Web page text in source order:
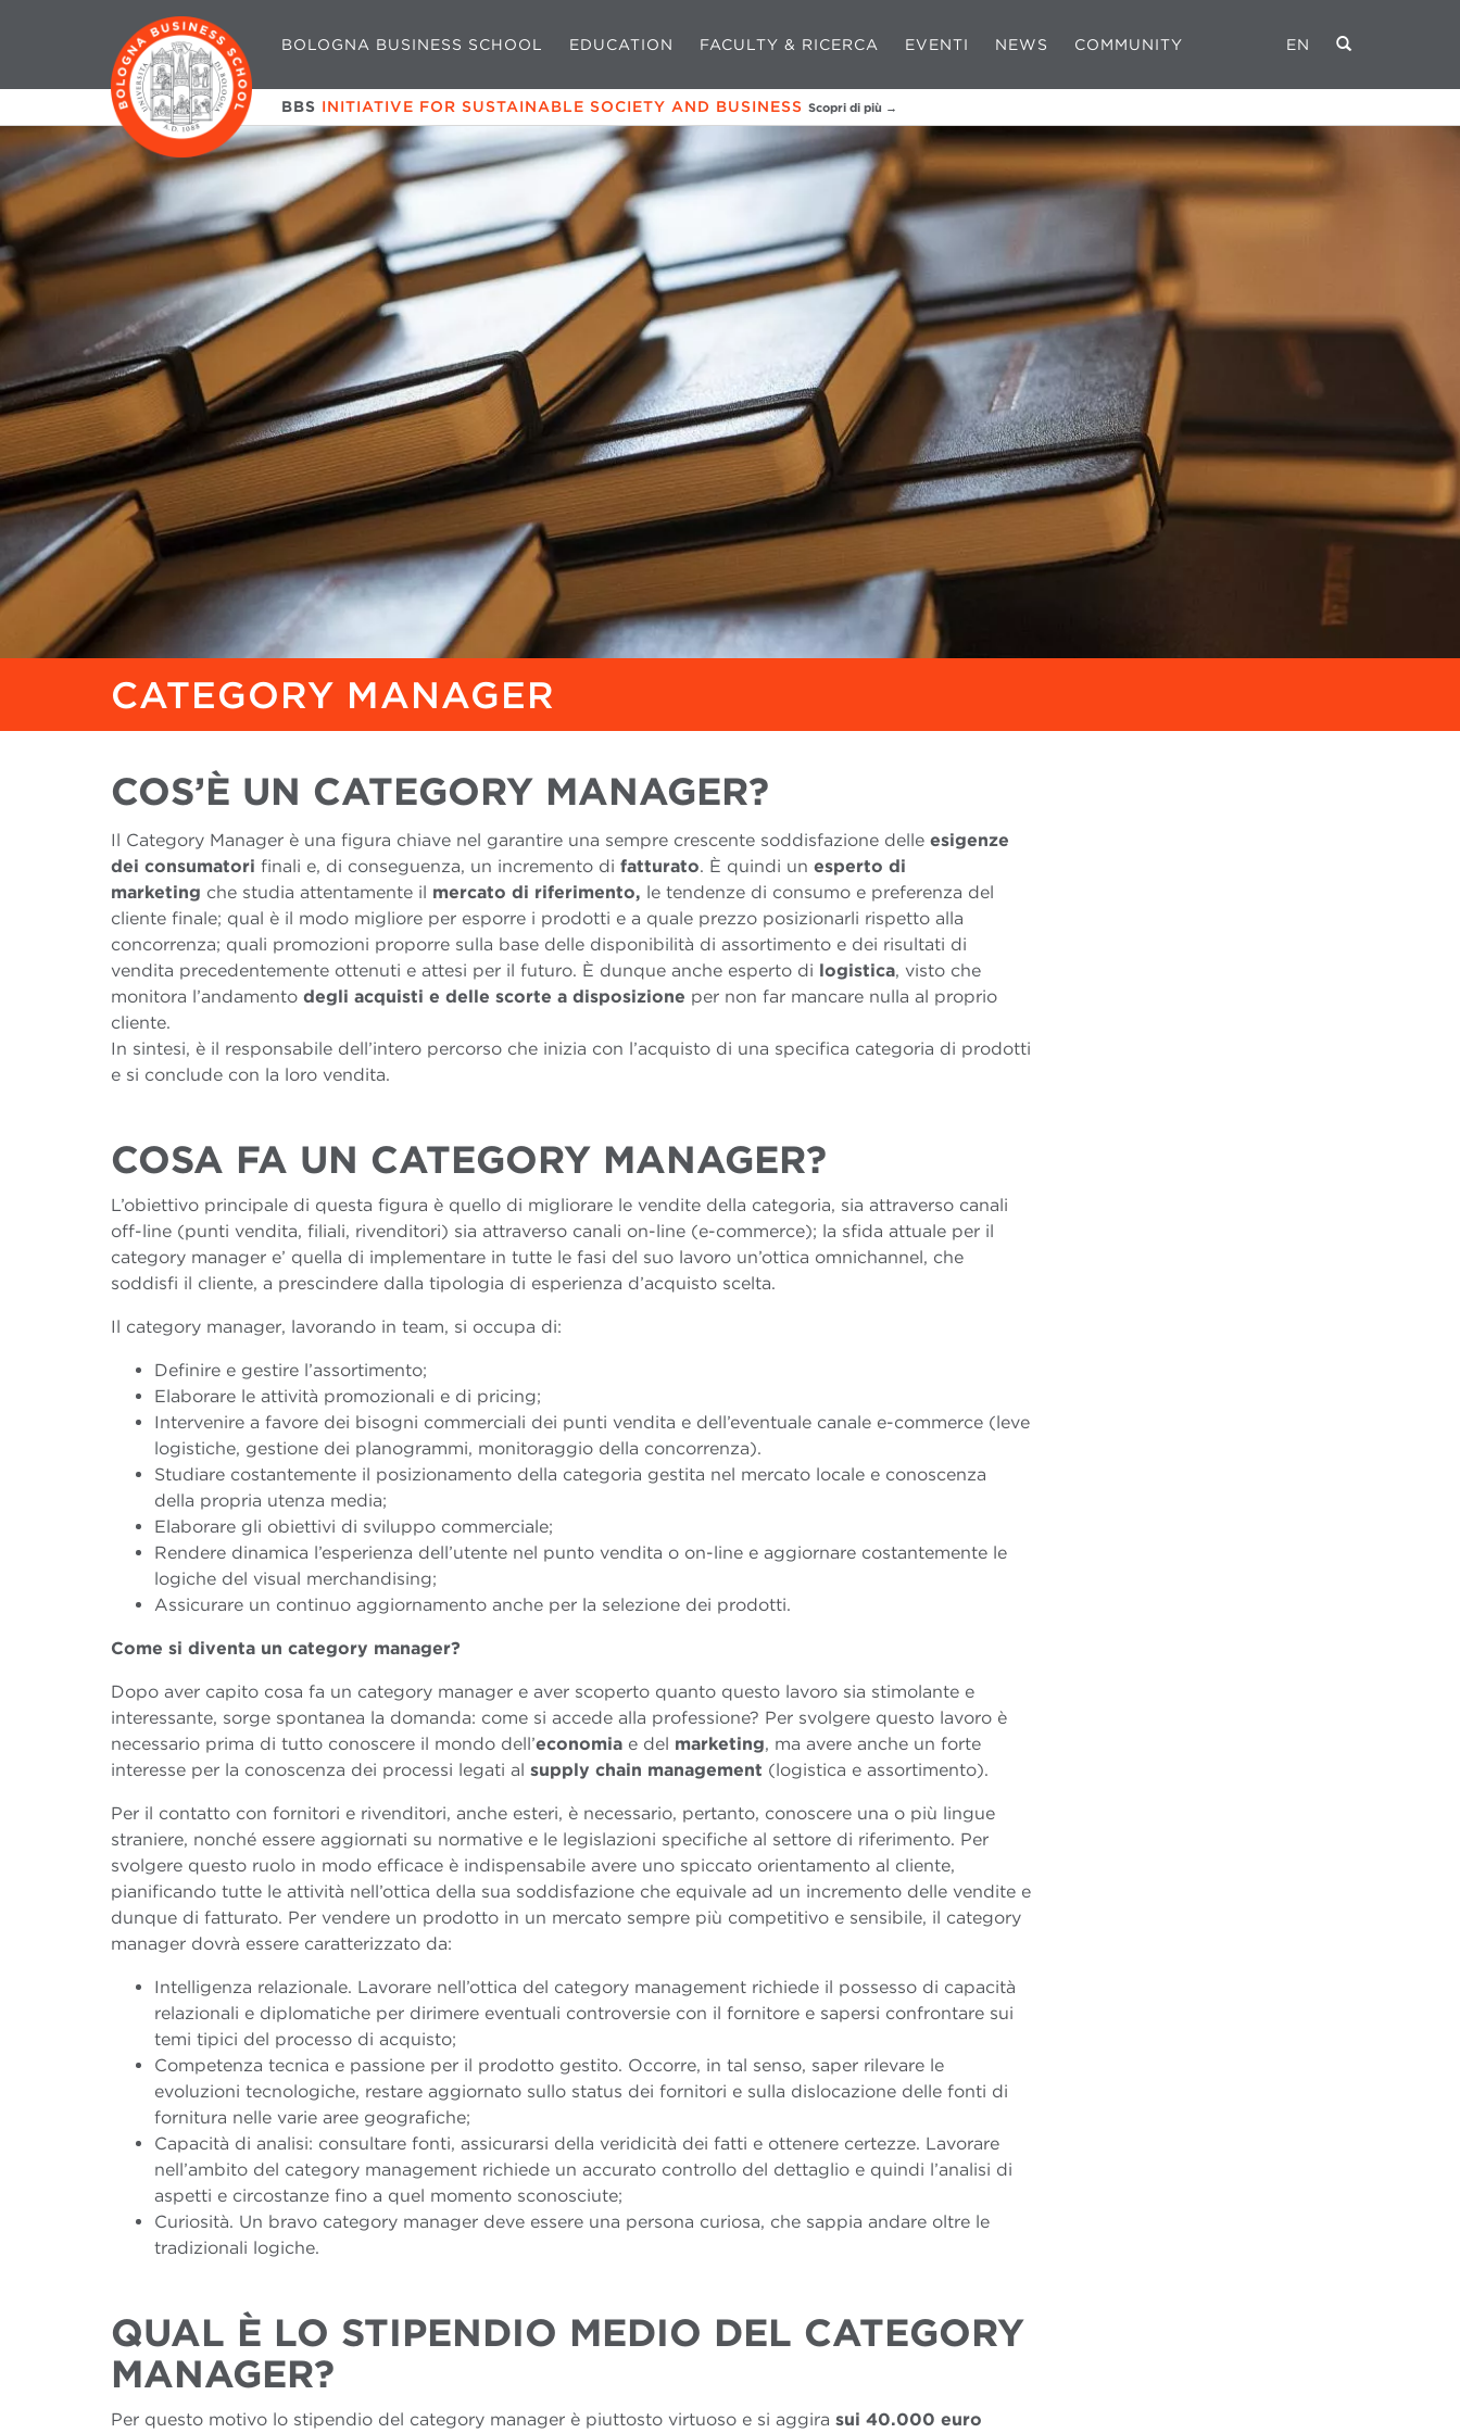
BOLOGNA BUSINESS SCHOOL EDUCATION FACULTY & RICERCA EVENTI NEWS COMMUNITY EN
BBS INITIATIVE FOR SUSTAINABLE SOCIETY AND BUSINESS Scopri di più →
CATEGORY MANAGER
COS’È UN CATEGORY MANAGER?
Il Category Manager è una figura chiave nel garantire una sempre crescente soddisfazione delle esigenze
dei consumatori finali e, di conseguenza, un incremento di fatturato. È quindi un esperto di
marketing che studia attentamente il mercato di riferimento, le tendenze di consumo e preferenza del
cliente finale; qual è il modo migliore per esporre i prodotti e a quale prezzo posizionarli rispetto alla
concorrenza; quali promozioni proporre sulla base delle disponibilità di assortimento e dei risultati di
vendita precedentemente ottenuti e attesi per il futuro. È dunque anche esperto di logistica, visto che
monitora l’andamento degli acquisti e delle scorte a disposizione per non far mancare nulla al proprio
cliente.
In sintesi, è il responsabile dell’intero percorso che inizia con l’acquisto di una specifica categoria di prodotti
e si conclude con la loro vendita.
COSA FA UN CATEGORY MANAGER?
L’obiettivo principale di questa figura è quello di migliorare le vendite della categoria, sia attraverso canali
off-line (punti vendita, filiali, rivenditori) sia attraverso canali on-line (e-commerce); la sfida attuale per il
category manager e’ quella di implementare in tutte le fasi del suo lavoro un’ottica omnichannel, che
soddisfi il cliente, a prescindere dalla tipologia di esperienza d’acquisto scelta.
Il category manager, lavorando in team, si occupa di:
Definire e gestire l’assortimento;
Elaborare le attività promozionali e di pricing;
Intervenire a favore dei bisogni commerciali dei punti vendita e dell’eventuale canale e-commerce (leve
logistiche, gestione dei planogrammi, monitoraggio della concorrenza).
Studiare costantemente il posizionamento della categoria gestita nel mercato locale e conoscenza
della propria utenza media;
Elaborare gli obiettivi di sviluppo commerciale;
Rendere dinamica l’esperienza dell’utente nel punto vendita o on-line e aggiornare costantemente le
logiche del visual merchandising;
Assicurare un continuo aggiornamento anche per la selezione dei prodotti.
Come si diventa un category manager?
Dopo aver capito cosa fa un category manager e aver scoperto quanto questo lavoro sia stimolante e
interessante, sorge spontanea la domanda: come si accede alla professione? Per svolgere questo lavoro è
necessario prima di tutto conoscere il mondo dell’economia e del marketing, ma avere anche un forte
interesse per la conoscenza dei processi legati al supply chain management (logistica e assortimento).
Per il contatto con fornitori e rivenditori, anche esteri, è necessario, pertanto, conoscere una o più lingue
straniere, nonché essere aggiornati su normative e le legislazioni specifiche al settore di riferimento. Per
svolgere questo ruolo in modo efficace è indispensabile avere uno spiccato orientamento al cliente,
pianificando tutte le attività nell’ottica della sua soddisfazione che equivale ad un incremento delle vendite e
dunque di fatturato. Per vendere un prodotto in un mercato sempre più competitivo e sensibile, il category
manager dovrà essere caratterizzato da:
Intelligenza relazionale. Lavorare nell’ottica del category management richiede il possesso di capacità
relazionali e diplomatiche per dirimere eventuali controversie con il fornitore e sapersi confrontare sui
temi tipici del processo di acquisto;
Competenza tecnica e passione per il prodotto gestito. Occorre, in tal senso, saper rilevare le
evoluzioni tecnologiche, restare aggiornato sullo status dei fornitori e sulla dislocazione delle fonti di
fornitura nelle varie aree geografiche;
Capacità di analisi: consultare fonti, assicurarsi della veridicità dei fatti e ottenere certezze. Lavorare
nell’ambito del category management richiede un accurato controllo del dettaglio e quindi l’analisi di
aspetti e circostanze fino a quel momento sconosciute;
Curiosità. Un bravo category manager deve essere una persona curiosa, che sappia andare oltre le
tradizionali logiche.
QUAL È LO STIPENDIO MEDIO DEL CATEGORY
MANAGER?
Per questo motivo lo stipendio del category manager è piuttosto virtuoso e si aggira sui 40.000 euro